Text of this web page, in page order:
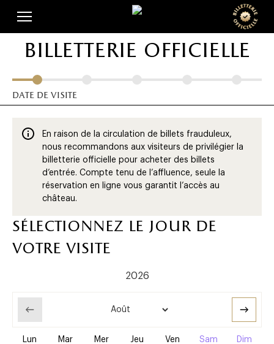
main
contentbilletterie officielle
date de visite
En raison de la circulation de billets frauduleux,
nous recommandons aux visiteurs de privilégier la
billetterie officielle pour acheter des billets
d’entrée. Compte tenu de l’affluence, seule la
réservation en ligne vous garantit l’accès au
château.
sélectionnez le jour de
votre visite
Lun Mar Mer Jeu Ven Sam Dim